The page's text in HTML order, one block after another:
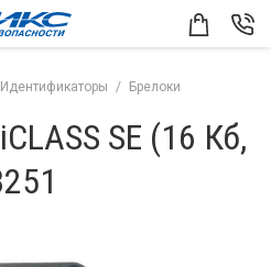
Идентификаторы Брелоки
SE (16 Кб,